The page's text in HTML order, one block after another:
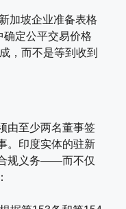
加坡企业准备表格
定公平交易价格
，而不是等到收到
由至少两名董事签
。印度实体的驻新
规义务——而不仅